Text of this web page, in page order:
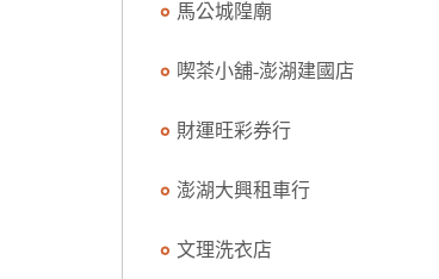
馬公城隍廟
喫茶小舖-澎湖建國店
財運旺彩券行
澎湖大興租車行
文理洗衣店